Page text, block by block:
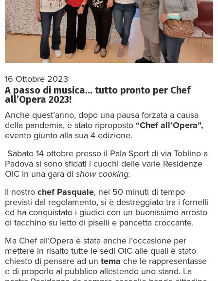
16 Ottobre 2023
A passo di musica… tutto pronto per Chef
all’Opera 2023!
Anche quest’anno, dopo una pausa forzata a causa
della pandemia, è stato riproposto “Chef all’Opera”,
evento giunto alla sua 4 edizione.
Sabato 14 ottobre presso il Pala Sport di via Toblino a
Padova si sono sfidati i cuochi delle varie Residenze
OIC in una gara di show cooking.
Il nostro chef Pasquale, nei 50 minuti di tempo
previsti dal regolamento, si è destreggiato tra i fornelli
ed ha conquistato i giudici con un buonissimo arrosto
di tacchino su letto di piselli e pancetta croccante.
Ma Chef all’Opera è stata anche l’occasione per
mettere in risalto tutte le sedi OIC alle quali è stato
chiesto di pensare ad un tema che le rappresentasse
e di proporlo al pubblico allestendo uno stand. La